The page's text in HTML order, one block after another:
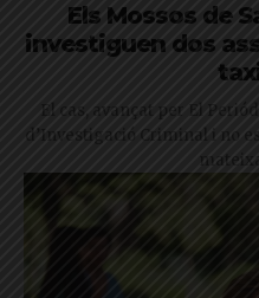
Els Mossos de
investiguen dos
El cas, avançat per El
d’Investigació Criminal i no